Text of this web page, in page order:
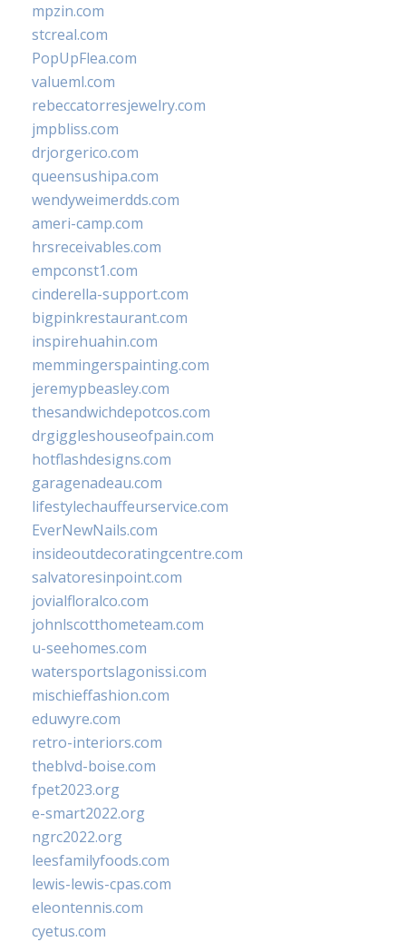
mpzin.com
stcreal.com
PopUpFlea.com
valueml.com
rebeccatorresjewelry.com
jmpbliss.com
drjorgerico.com
queensushipa.com
wendyweimerdds.com
ameri-camp.com
hrsreceivables.com
empconst1.com
cinderella-support.com
bigpinkrestaurant.com
inspirehuahin.com
memmingerspainting.com
jeremypbeasley.com
thesandwichdepotcos.com
drgiggleshouseofpain.com
hotflashdesigns.com
garagenadeau.com
lifestylechauffeurservice.com
EverNewNails.com
insideoutdecoratingcentre.com
salvatoresinpoint.com
jovialfloralco.com
johnlscotthometeam.com
u-seehomes.com
watersportslagonissi.com
mischieffashion.com
eduwyre.com
retro-interiors.com
theblvd-boise.com
fpet2023.org
e-smart2022.org
ngrc2022.org
leesfamilyfoods.com
lewis-lewis-cpas.com
eleontennis.com
cyetus.com